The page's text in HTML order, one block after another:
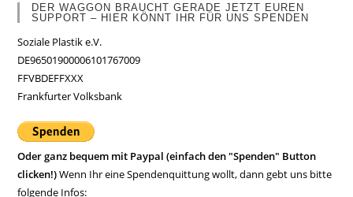
DER WAGGON BRAUCHT GERADE JETZT EUREN
SUPPORT – HIER KÖNNT IHR FÜR UNS SPENDEN
Soziale Plastik e.V.
DE96501900006101767009
FFVBDEFFXXX
Frankfurter Volksbank
Oder ganz bequem mit Paypal (einfach den "Spenden" Button
clicken!)Wenn Ihr eine Spendenquittung wollt, dann gebt uns bitte
folgende Infos: